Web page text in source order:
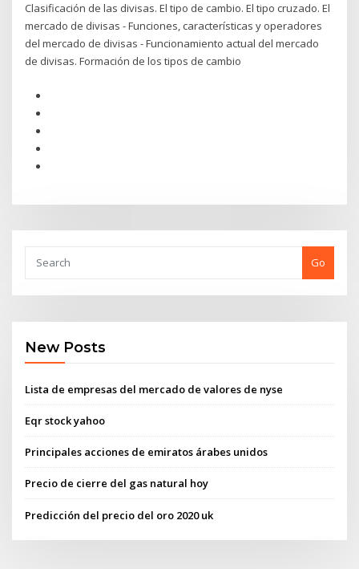
Clasificación de las divisas. El tipo de cambio. El tipo cruzado. El
mercado de divisas - Funciones, características y operadores
del mercado de divisas - Funcionamiento actual del mercado
de divisas. Formación de los tipos de cambio
Go
New Posts
Lista de empresas del mercado de valores de nyse
Eqr stock yahoo
Principales acciones de emiratos árabes unidos
Precio de cierre del gas natural hoy
Predicción del precio del oro 2020 uk